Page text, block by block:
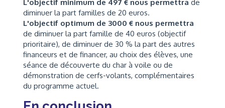
L'objectif minimum de 497 € nous permettra de
diminuer la part familles de 20 euros.
L'objectif optimum de 3000 € nous permettra
de diminuer la part famille de 40 euros (objectif
prioritaire), de diminuer de 30 % la part des autres
financeurs et de financer, au choix des élèves, une
séance de découverte du char à voile ou de
démonstration de cerfs-volants, complémentaires
du programme actuel.